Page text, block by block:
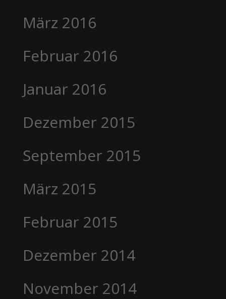
März 2016
Februar 2016
Januar 2016
Dezember 2015
September 2015
März 2015
Februar 2015
Dezember 2014
November 2014